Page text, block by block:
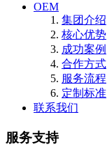
OEM
集团介绍
核心优势
成功案例
合作方式
服务流程
定制标准
联系我们
服务支持